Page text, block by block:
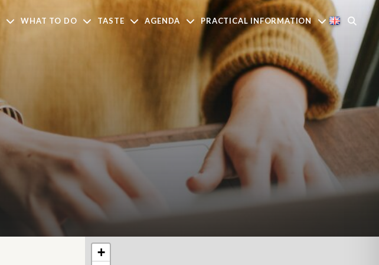
WHAT TO DO TASTE AGENDA PRACTICAL INFORMATION
+